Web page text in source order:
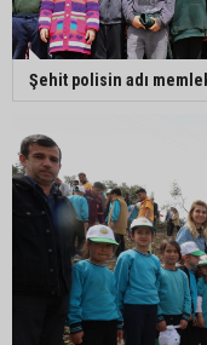
Şehit polisin adı